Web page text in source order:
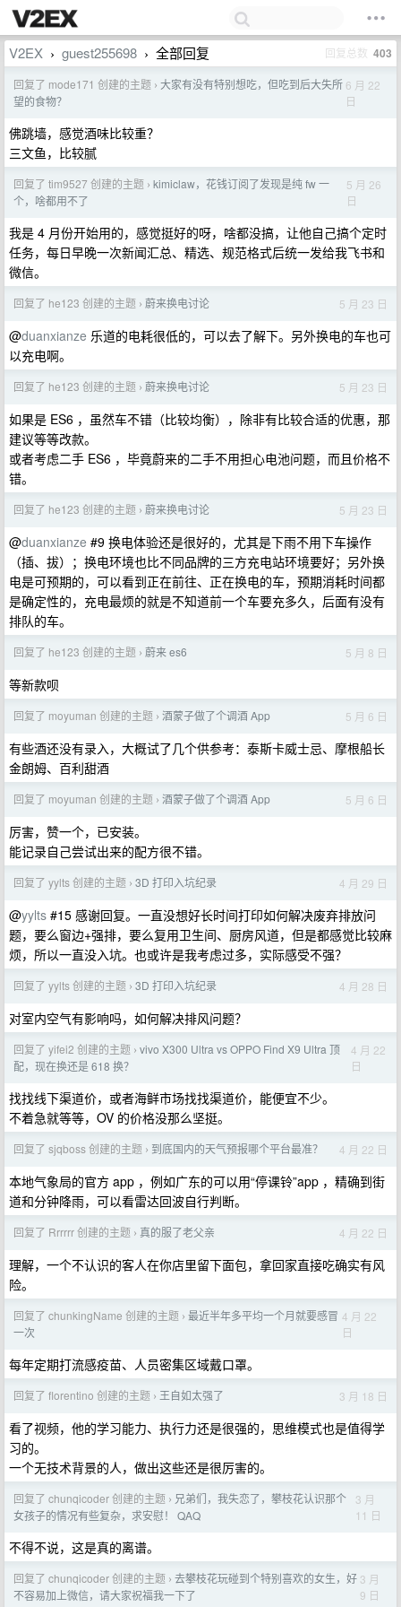
V2EX › guest255698 › 全部回复 回复总数 403
回复了 mode171 创建的主题 › 大家有没有特别想吃，但吃到后大失所
望的食物？
6 月 22
日
佛跳墙，感觉酒味比较重？
三文鱼，比较腻
回复了 tim9527 创建的主题 › kimiclaw，花钱订阅了发现是纯 fw 一
个，啥都用不了
5 月 26
日
我是 4 月份开始用的，感觉挺好的呀，啥都没搞，让他自己搞个定时
任务，每日早晚一次新闻汇总、精选、规范格式后统一发给我飞书和
微信。
回复了 he123 创建的主题 › 蔚来换电讨论 5 月 23 日
@duanxianze 乐道的电耗很低的，可以去了解下。另外换电的车也可
以充电啊。
回复了 he123 创建的主题 › 蔚来换电讨论 5 月 23 日
如果是 ES6 ，虽然车不错（比较均衡），除非有比较合适的优惠，那
建议等等改款。
或者考虑二手 ES6 ，毕竟蔚来的二手不用担心电池问题，而且价格不
错。
回复了 he123 创建的主题 › 蔚来换电讨论 5 月 23 日
@duanxianze #9 换电体验还是很好的，尤其是下雨不用下车操作
（插、拔）；换电环境也比不同品牌的三方充电站环境要好；另外换
电是可预期的，可以看到正在前往、正在换电的车，预期消耗时间都
是确定性的，充电最烦的就是不知道前一个车要充多久，后面有没有
排队的车。
回复了 he123 创建的主题 › 蔚来 es6 5 月 8 日
等新款呗
回复了 moyuman 创建的主题 › 酒蒙子做了个调酒 App 5 月 6 日
有些酒还没有录入，大概试了几个供参考：泰斯卡威士忌、摩根船长
金朗姆、百利甜酒
回复了 moyuman 创建的主题 › 酒蒙子做了个调酒 App 5 月 6 日
厉害，赞一个，已安装。
能记录自己尝试出来的配方很不错。
回复了 yylts 创建的主题 › 3D 打印入坑纪录 4 月 29 日
@yylts #15 感谢回复。一直没想好长时间打印如何解决废弃排放问
题，要么窗边+强排，要么复用卫生间、厨房风道，但是都感觉比较麻
烦，所以一直没入坑。也或许是我考虑过多，实际感受不强？
回复了 yylts 创建的主题 › 3D 打印入坑纪录 4 月 28 日
对室内空气有影响吗，如何解决排风问题？
回复了 yifei2 创建的主题 › vivo X300 Ultra vs OPPO Find X9 Ultra 顶
配，现在换还是 618 换？
4 月 22
日
找找线下渠道价，或者海鲜市场找找渠道价，能便宜不少。
不着急就等等，OV 的价格没那么坚挺。
回复了 sjqboss 创建的主题 › 到底国内的天气预报哪个平台最准？ 4 月 22 日
本地气象局的官方 app ，例如广东的可以用“停课铃”app ，精确到街
道和分钟降雨，可以看雷达回波自行判断。
回复了 Rrrrrr 创建的主题 › 真的服了老父亲 4 月 22 日
理解，一个不认识的客人在你店里留下面包，拿回家直接吃确实有风
险。
回复了 chunkingName 创建的主题 › 最近半年多平均一个月就要感冒
一次
4 月 22
日
每年定期打流感疫苗、人员密集区域戴口罩。
回复了 florentino 创建的主题 › 王自如太强了 3 月 18 日
看了视频，他的学习能力、执行力还是很强的，思维模式也是值得学
习的。
一个无技术背景的人，做出这些还是很厉害的。
回复了 chunqicoder 创建的主题 › 兄弟们，我失恋了，攀枝花认识那个
女孩子的情况有些复杂，求安慰！ QAQ
3 月
11 日
不得不说，这是真的离谱。
回复了 chunqicoder 创建的主题 › 去攀枝花玩碰到个特别喜欢的女生，好
不容易加上微信，请大家祝福我一下了
3 月
9 日